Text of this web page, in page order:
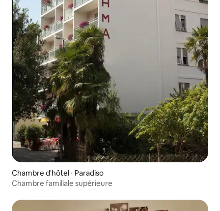
Chambre d'hôtel ⋅ Paradiso
Chambre familiale supérieure